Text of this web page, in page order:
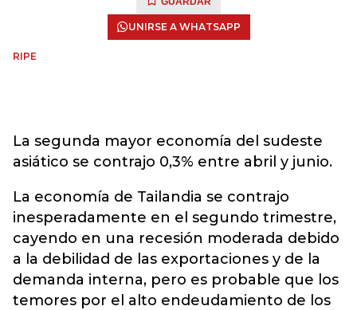
UNIRSE A WHATSAPP
RIPE
La segunda mayor economía del sudeste
asiático se contrajo 0,3% entre abril y junio.
La economía de Tailandia se contrajo
inesperadamente en el segundo trimestre,
cayendo en una recesión moderada debido
a la debilidad de las exportaciones y de la
demanda interna, pero es probable que los
temores por el alto endeudamiento de los